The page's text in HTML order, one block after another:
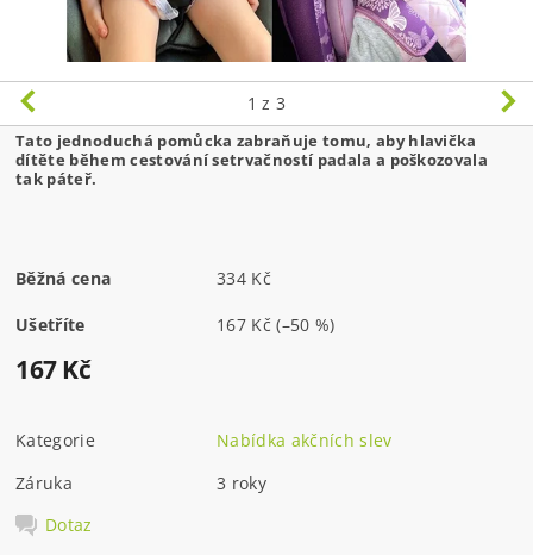
1 z 3
Tato jednoduchá pomůcka zabraňuje tomu, aby hlavička
dítěte během cestování setrvačností padala a poškozovala
tak páteř.
Běžná cena 334 Kč
Ušetříte 167 Kč(–50 %)
167 Kč
Kategorie
Nabídka akčních slev
Záruka
3 roky
Dotaz